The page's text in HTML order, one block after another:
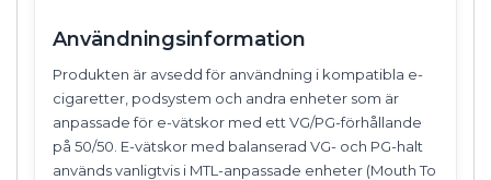
Användningsinformation
Produkten är avsedd för användning i kompatibla e-
cigaretter, podsystem och andra enheter som är
anpassade för e-vätskor med ett VG/PG-förhållande
på 50/50. E-vätskor med balanserad VG- och PG-halt
används vanligtvis i MTL-anpassade enheter (Mouth To